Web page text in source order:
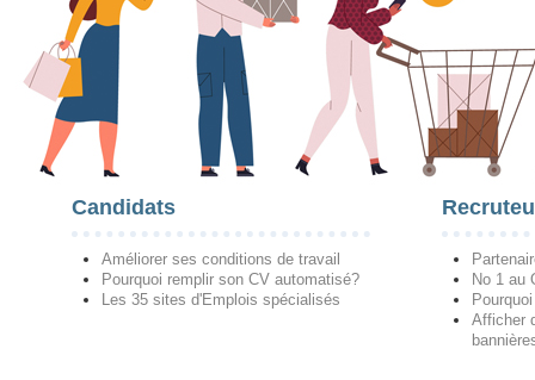
Candidats
Améliorer ses conditions de travail
Pourquoi remplir son CV automatisé?
Les 35 sites d'Emplois spécialisés
No 1 au
Afficher